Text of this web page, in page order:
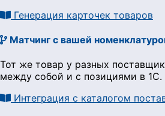
Генерация карточек товаров
Матчинг с вашей
Тот же товар у разных
между собой и с позициями в 1С.
Интеграция с каталогом